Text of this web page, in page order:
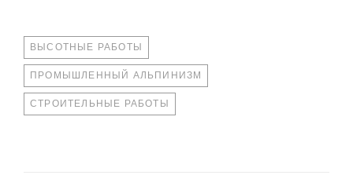
TAGS
ВЫСОТНЫЕ РАБОТЫ
ПРОМЫШЛЕННЫЙ АЛЬПИНИЗМ
СТРОИТЕЛЬНЫЕ РАБОТЫ